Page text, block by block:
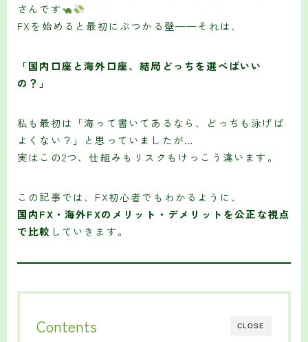
さんです
FXを始めると最初にぶつかる壁——それは、
「国内口座と海外口座、結局どっちを選べばいい
の？」
私も最初は「海って書いてあるなら、どっちも泳げば
よくない？」と思っていましたが…
実はこの2つ、仕組みもリスクもけっこう違います。
この記事では、FX初心者でもわかるように、
国内FX・海外FXのメリット・デメリットを公正な視点
で比較 していきます。
CLOSE
Contents